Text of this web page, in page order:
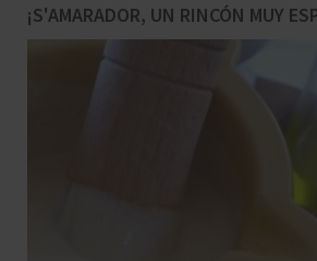
¡S'AMARADOR, UN RINCÓN MUY